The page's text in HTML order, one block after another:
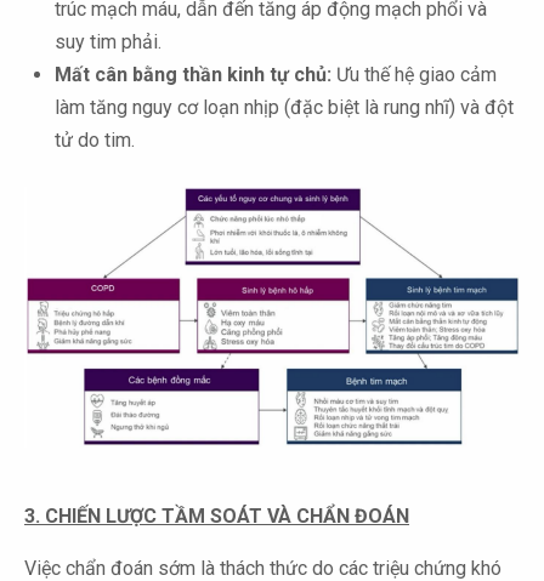
trúc mạch máu, dẫn đến tăng áp động mạch phổi và
suy tim phải.
Mất cân bằng thần kinh tự chủ: Ưu thế hệ giao cảm
làm tăng nguy cơ loạn nhịp (đặc biệt là rung nhĩ) và đột
tử do tim.
3. CHIẾN LƯỢC TẦM SOÁT VÀ CHẨN ĐOÁN
Việc chẩn đoán sớm là thách thức do các triệu chứng khó